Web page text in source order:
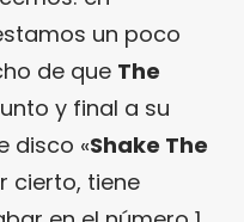
un poco
de que The
y final a su
disco «Shake The
cierto, tiene